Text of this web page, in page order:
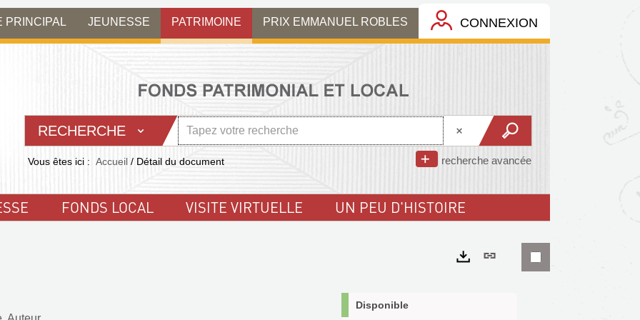
PRINCIPAL JEUNESSE PATRIMOINE PRIX EMMANUEL ROBLES CONNEXION
RECHERCHE
recherche avancée
Vous êtes ici : Accueil / Détail du document
FONDS LOCAL VISITE VIRTUELLE UN PEU D'HISTOIRE
Lien
Disponible